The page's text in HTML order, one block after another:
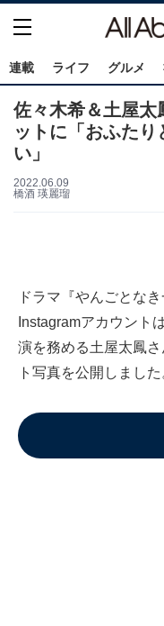
連載 ライフ グルメ
佐々木希＆土屋太
ットに「おふたり
い」
2022.06.09
橋酒 瑛麗瑠
ドラマ『やんごとな
Instagramアカウント
演を務める土屋太鳳
ト写真を公開しまし